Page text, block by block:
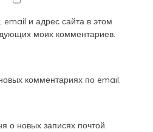
и адрес сайта в этом
моих комментариев.
комментариях по email.
о новых записях почтой.